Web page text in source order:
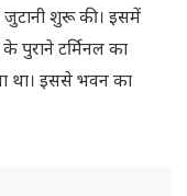
जुटानी शुरू की। इसमें
पुराने टर्मिनल का
था। इससे भवन का